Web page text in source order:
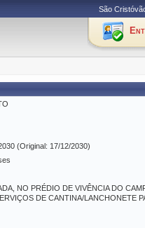
São
(Original: 17/12/2030)
NO PRÉDIO DE VIVÊNCIA DO
DE CANTINA/LANCHONETE